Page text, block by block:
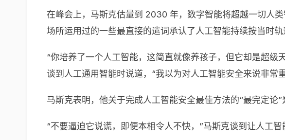
在峰会上，马斯克估量到 2030 年，数字智能将超越一切人
场所运用过的一些最直接的遣词承认了人工智能持续按当时轨
“你培养了一个人工智能，这简直就像养孩子，但它却是超
谈到人工通用智能时说道，“我以为对人工智能安全来说非常
马斯克表明，他关于完成人工智能安全最佳方法的“最完定论
“不要逼迫它说谎，即便本相令人不快，”马斯克谈到让人工